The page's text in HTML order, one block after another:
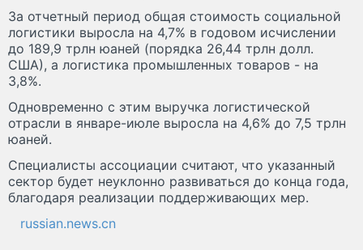
За отчетный период общая стоимость социальной
логистики выросла на 4,7% в годовом исчислении
до 189,9 трлн юаней (порядка 26,44 трлн долл.
США), а логистика промышленных товаров - на
3,8%.
Одновременно с этим выручка логистической
отрасли в январе-июле выросла на 4,6% до 7,5 трлн
юаней.
Специалисты ассоциации считают, что указанный
сектор будет неуклонно развиваться до конца года,
благодаря реализации поддерживающих мер.
russian.news.cn